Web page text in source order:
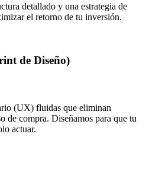
detallado y una estrategia de
el retorno de tu inversión.
de Diseño)
(UX) fluidas que eliminan
de compra. Diseñamos para que tu
actuar.